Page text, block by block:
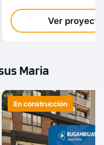
Ver proyecto
Maria
En construcción